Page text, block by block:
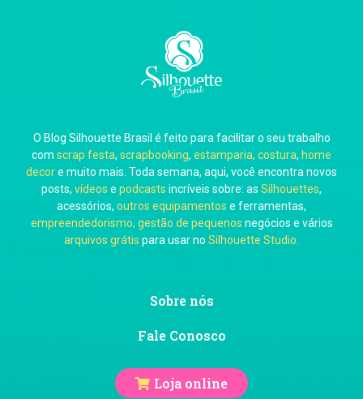
Carla Eschberger
Carol Pessoa
Ju Mirthes
O Blog Silhouette Brasil é feito para facilitar o seu trabalho
com scrap festa, scrapbooking, estamparia, costura, home
decore muito mais. Toda semana, aqui, você encontra novos
posts, vídeos e podcasts incríveis sobre: as Silhouettes,
acessórios, outros equipamentos e ferramentas,
empreendedorismo, gestão de pequenos negócios e vários
arquivos grátis para usar no Silhouette Studio
Sobre nós
Fale Conosco
Loja online